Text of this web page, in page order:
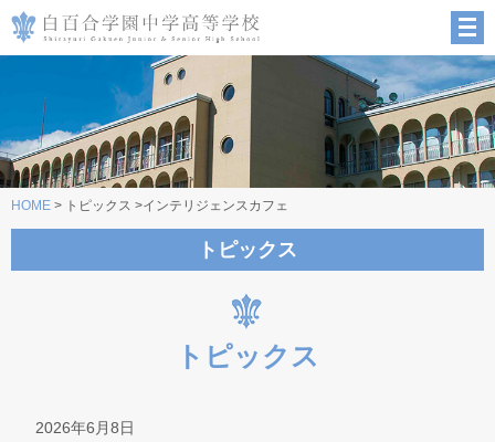
HOME > トピックス >インテリジェンスカフェ
トピックス
トピックス
2026年6月8日